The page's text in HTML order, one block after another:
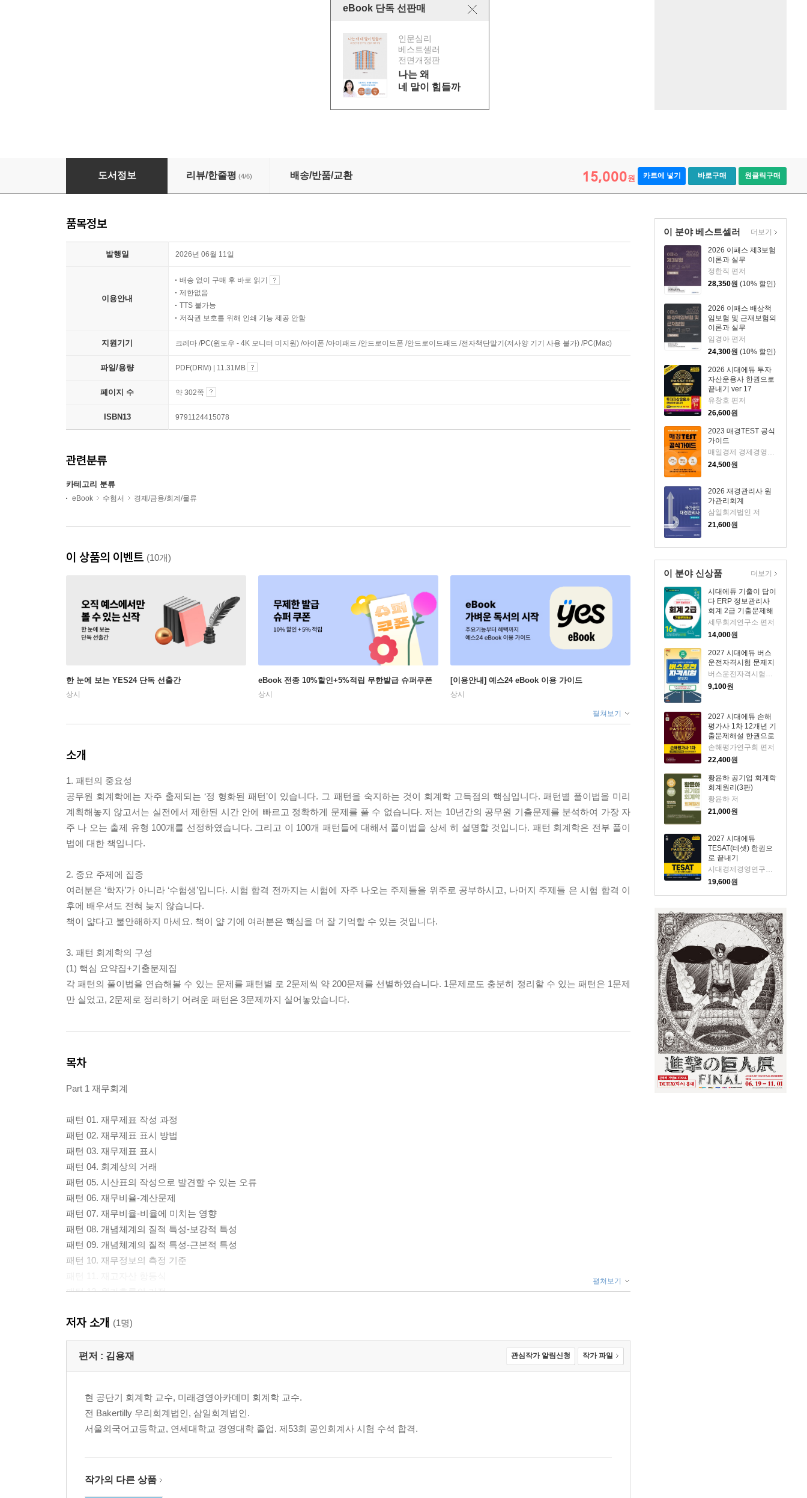
eBook 단독 선판매
인문심리
베스트셀러
전면개정판
나는 왜
네 말이 힘들까
김용재 100개 빈출 패턴 공무원 회계학 핵심기출요약집
도서정보 리뷰/한줄평 (4/6) 배송/반품/교환 15,000원 카트에 넣기 바로구매 원클릭구매
이 분야 베스트셀러
2026 이패스 제3보험
이론과 실무
정한직 편저
28,350원 (10% 할인)
2026 이패스 배상책
임보험 및 근재보험의
이론과 실무
임경아 편저
24,300원 (10% 할인)
2026 시대에듀 투자
자산운용사 한권으로
끝내기 ver 17
유창호 편저
26,600원
2023 매경TEST 공식
가이드
매일경제 경제경영연구소 저
24,500원
2026 재경관리사 원
가관리회계
삼일회계법인 저
21,600원
더보기
이 분야 신상품
시대에듀 기출이 답이
다 ERP 정보관리사
회계 2급 기출문제해
설 16회
세무회계연구소 편저
14,000원
2027 시대에듀 버스
운전자격시험 문제지
버스운전자격시험편찬위원회 편저
9,100원
2027 시대에듀 손해
평가사 1차 12개년 기
출문제해설 한권으로
끝내기
손해평가연구회 편저
22,400원
황윤하 공기업 회계학
회계원리(3판)
황윤하 저
21,000원
2027 시대에듀
TESAT(테셋) 한권으
로 끝내기
시대경제경영연구소 편저
19,600원
더보기
품목정보
발행일 2026년 06월 11일
이용안내
배송 없이 구매 후 바로 읽기
제한없음
TTS 불가능
저작권 보호를 위해 인쇄 기능 제공 안함
지원기기 크레마 /PC(윈도우 - 4K 모니터 미지원) /아이폰 /아이패드 /안드로이드폰 /안드로이드패드 /전자책단말기(저사양 기기 사용 불가) /PC(Mac)
파일/용량 PDF(DRM) | 11.31MB
페이지 수 약 302쪽
ISBN13 9791124415078
관련분류
카테고리 분류
eBook 수험서 경제/금융/회계/물류
이 상품의 이벤트 (10개)
한 눈에 보는 YES24 단독 선출간
상시
eBook 전종 10%할인+5%적립 무한발급 슈퍼쿠폰
상시
[이용안내] 예스24 eBook 이용 가이드
상시
펼쳐보기
소개
1. 패턴의 중요성
공무원 회계학에는 자주 출제되는 ‘정 형화된 패턴’이 있습니다. 그 패턴을 숙지하는 것이 회계학 고득점의 핵심입니다. 패턴별 풀이법을 미리
계획해놓지 않고서는 실전에서 제한된 시간 안에 빠르고 정확하게 문제를 풀 수 없습니다. 저는 10년간의 공무원 기출문제를 분석하여 가장 자
주 나 오는 출제 유형 100개를 선정하였습니다. 그리고 이 100개 패턴들에 대해서 풀이법을 상세 히 설명할 것입니다. 패턴 회계학은 전부 풀이
법에 대한 책입니다.
2. 중요 주제에 집중
여러분은 ‘학자’가 아니라 ‘수험생’입니다. 시험 합격 전까지는 시험에 자주 나오는 주제들을 위주로 공부하시고, 나머지 주제들 은 시험 합격 이
후에 배우셔도 전혀 늦지 않습니다.
책이 얇다고 불안해하지 마세요. 책이 얇 기에 여러분은 핵심을 더 잘 기억할 수 있는 것입니다.
3. 패턴 회계학의 구성
(1) 핵심 요약집+기출문제집
각 패턴의 풀이법을 연습해볼 수 있는 문제를 패턴별 로 2문제씩 약 200문제를 선별하였습니다. 1문제로도 충분히 정리할 수 있는 패턴은 1문제
만 실었고, 2문제로 정리하기 어려운 패턴은 3문제까지 실어놓았습니다.
목차
Part 1 재무회계
패턴 01. 재무제표 작성 과정
패턴 02. 재무제표 표시 방법
패턴 03. 재무제표 표시
패턴 04. 회계상의 거래
패턴 05. 시산표의 작성으로 발견할 수 있는 오류
패턴 06. 재무비율-계산문제
패턴 07. 재무비율-비율에 미치는 영향
패턴 08. 개념체계의 질적 특성-보강적 특성
패턴 09. 개념체계의 질적 특성-근본적 특성
패턴 10. 재무정보의 측정 기준
패턴 12. 원가흐름의 가정
패턴 14. 재고자산 관련 비율-화재, 도난 등
패턴 15. 재고자산 관련 비율-회전율과 회수기간
패턴 16. 저가법
패턴 19. 일괄취득 및 토지에 대한 지출
패턴 20. 교환
패턴 21. 감가상각비
패턴 24. 원가모형 손상차손
패턴 25. 재평가모형-토지
펼쳐보기
저자 소개 (1명)
편저 : 김용재 관심작가 알림신청 작가 파일
현 공단기 회계학 교수, 미래경영아카데미 회계학 교수.
전 Bakertilly 우리회계법인, 삼일회계법인.
서울외국어고등학교, 연세대학교 경영대학 졸업. 제53회 공인회계사 시험 수석 합격.
작가의 다른 상품